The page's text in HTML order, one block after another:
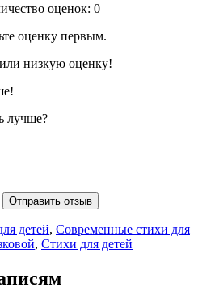
оценок: 0
оценку первым.
низкую оценку!
лучше?
Отправить отзыв
детей, Современные стихи для
, Стихи для детей